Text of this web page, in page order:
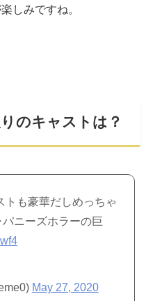
しみですね。
のキャストは？
トも豪華だしめっちゃ
ニーズホラーの巨
May 27, 2020